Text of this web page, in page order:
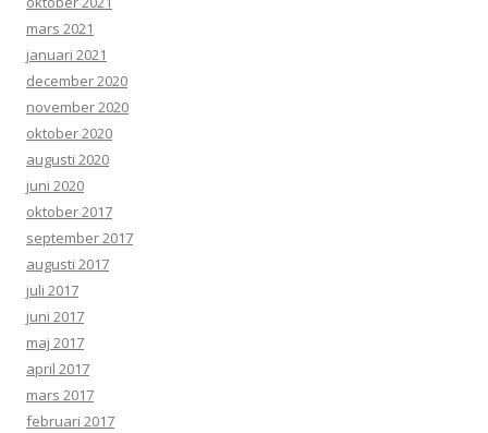
mars 2021
januari 2021
december 2020
november 2020
oktober 2020
augusti 2020
juni 2020
oktober 2017
september 2017
augusti 2017
juli 2017
juni 2017
maj 2017
april 2017
mars 2017
februari 2017